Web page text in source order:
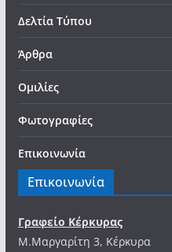
Δελτία Τύπου
Άρθρα
Ομιλίες
Φωτογραφίες
Επικοινωνία
Επικοινωνία
Γραφείο Κέρκυρας
Μ.Μαργαρίτη 3, Κέρκυρα